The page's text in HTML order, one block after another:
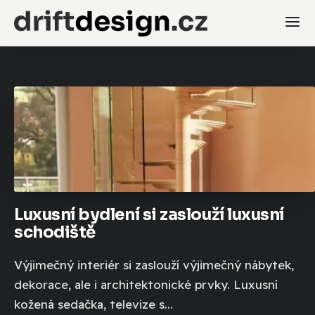
Luxusní bydlení si zaslouží luxusní
schodiště
Výjimečný interiér si zaslouží výjimečný nábytek,
dekorace, ale i architektonické prvky. Luxusní
kožená sedačka, televize s...